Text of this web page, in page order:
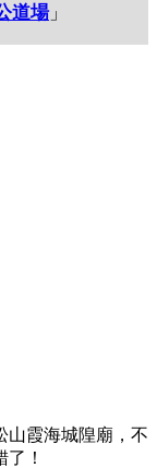
道場」
山霞海城隍廟，不
！